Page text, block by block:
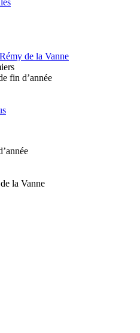
de la Vanne
fin d’année
la Vanne